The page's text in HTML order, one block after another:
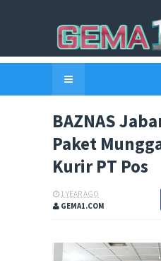
BAZNAS
Paket
Kurir PT Pos
1 YEAR AGO
GEMA1.COM